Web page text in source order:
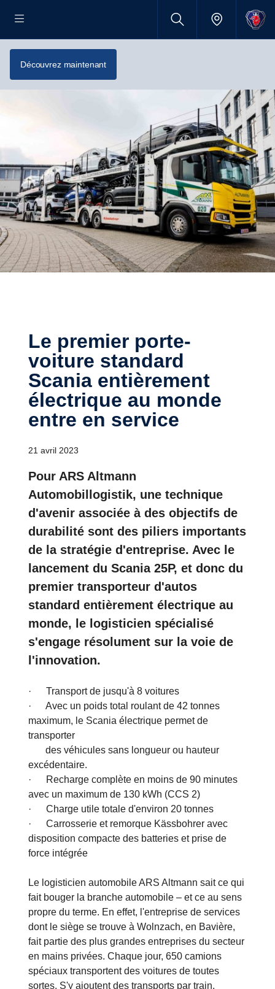
Leasing en ligne d’un nouveau Scania — dès
Découvrez maintenant
Le premier porte-
voiture standard
Scania entièrement
entre en service
21 avril 2023
Pour ARS Altmann
Automobillogistik, une technique
d'avenir associée à des objectifs de
durabilité sont des piliers importants
de la stratégie d'entreprise. Avec le
lancement du Scania 25P, et donc du
premier transporteur d'autos
standard entièrement électrique au
monde, le logisticien spécialisé
l'innovation.
· Transport de jusqu'à 8 voitures
· Avec un poids total roulant de 42 tonnes
maximum, le Scania électrique permet de
transporter
des véhicules sans longueur ou hauteur
excédentaire.
· Recharge complète en moins de 90 minutes
avec un maximum de 130 kWh (CCS 2)
· Charge utile totale d'environ 20 tonnes
disposition compacte des batteries et prise de
force intégrée
Le logisticien automobile ARS Altmann sait ce qui
fait bouger la branche automobile – et ce au sens
propre du terme. En effet, l'entreprise de services
dont le siège se trouve à Wolnzach, en Bavière,
fait partie des plus grandes entreprises du secteur